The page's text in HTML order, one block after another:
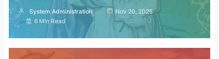
System Administration
Nov 20, 2025
6 Min Read